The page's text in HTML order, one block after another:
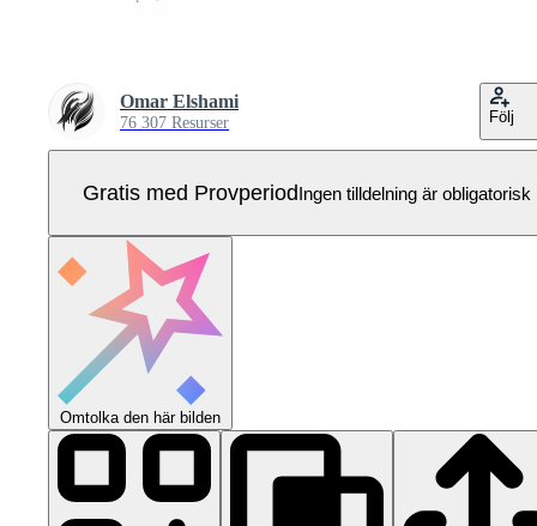
Omar Elshami
76 307 Resurser Följ
Gratis med ProvperiodIngen tilldelning är obligatorisk
Omtolka den här bilden